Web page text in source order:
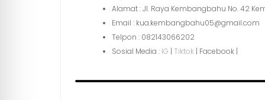
Alamat : Jl. Raya Kembangbahu No. 42
Email : kua.kembangbahu05@gmail.com
Telpon : 082143066202
Sosial Media : IG | Tiktok | Facebook |